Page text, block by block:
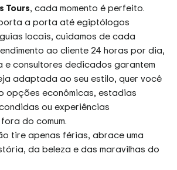
Tours, cada momento é perfeito.
a porta até egiptólogos
locais, cuidamos de cada
ao cliente 24 horas por dia,
e consultores dedicados garantem
adaptada ao seu estilo, quer você
opções econômicas, estadias
ou experiências
do comum.
tire apenas férias, abrace uma
da beleza e das maravilhas do